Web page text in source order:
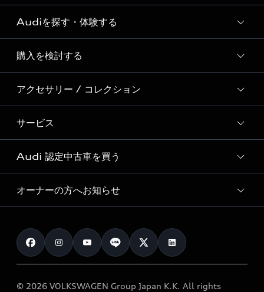
Audi ブランド
Story of Progress
Audi Sport
Formula 1®
デジタルサービス
Audiを探す・体験する
ディーラー検索
新車在庫検索
試乗車・展示車検索
見積り依頼
試乗予約
購入を検討する
モデル一覧
特別仕様モデル / 限定モデル
e-tronラインアップ
価格シミュレーション
車両比較
カタログ一覧
アクセサリー / コレクション
純正アクセサリー
オンラインショップ
Audi collection
アウディナビアプリ
サービス
サービス入庫予約
サービスプログラム
メンテナンス
車検 / 定期点検
e-tronアフターサポート
Audi 認定中古車を買う
Audi認定中古車
クオリティ
保証
メンテナンス
オーナーの方へお知らせ
お知らせ
オーナー様向けキャンペーン
© 2026 VOLKSWAGEN Group Japan K.K. All rights